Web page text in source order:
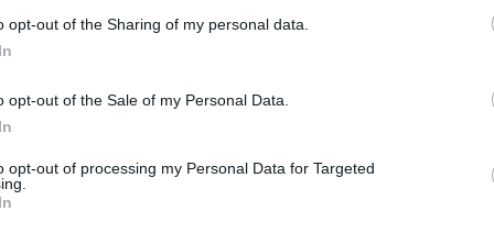
opt-out of the Sharing of my personal data.
opt-out of the Sale of my Personal Data.
opt-out of processing my Personal Data for Targeted
Η λίστα της
την επίθεση στη
στα
φωτιές... δεν τον υπολογίζουν
Όταν το ψέμα τηρεί ωράριο
ΠΑΝΟΣ ΛΟΥΚΑΚΟΣ